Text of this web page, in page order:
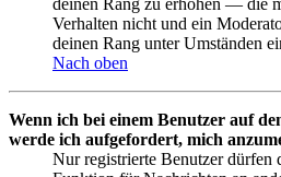
deinen Rang zu erhöhen — die
Verhalten nicht und ein
deinen Rang unter Umständen
Nach oben
Wenn ich bei einem Benutzer auf
werde ich aufgefordert, mich
Nur registrierte Benutzer dürfen